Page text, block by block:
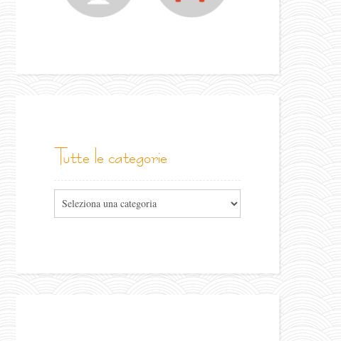
tutte le categorie